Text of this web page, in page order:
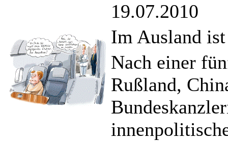
19.07.2010
Im Ausland
Nach einer
Rußland,